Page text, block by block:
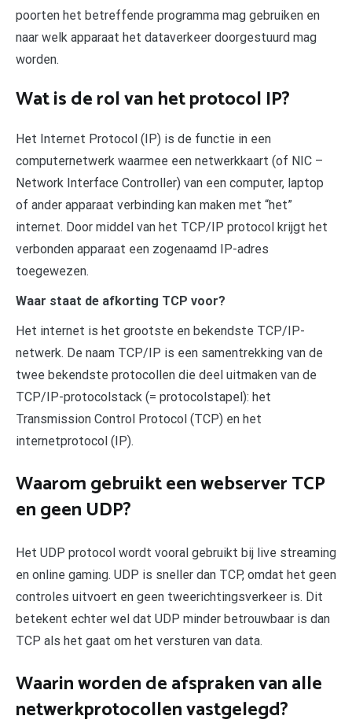
poorten het betreffende programma mag gebruiken en
naar welk apparaat het dataverkeer doorgestuurd mag
worden.
Wat is de rol van het protocol IP?
Het Internet Protocol (IP) is de functie in een
computernetwerk waarmee een netwerkkaart (of NIC –
Network Interface Controller) van een computer, laptop
of ander apparaat verbinding kan maken met “het”
internet. Door middel van het TCP/IP protocol krijgt het
verbonden apparaat een zogenaamd IP-adres
toegewezen.
Waar staat de afkorting TCP voor?
Het internet is het grootste en bekendste TCP/IP-
netwerk. De naam TCP/IP is een samentrekking van de
twee bekendste protocollen die deel uitmaken van de
TCP/IP-protocolstack (= protocolstapel): het
Transmission Control Protocol (TCP) en het
internetprotocol (IP).
Waarom gebruikt een webserver TCP
en geen UDP?
Het UDP protocol wordt vooral gebruikt bij live streaming
en online gaming. UDP is sneller dan TCP, omdat het geen
controles uitvoert en geen tweerichtingsverkeer is. Dit
betekent echter wel dat UDP minder betrouwbaar is dan
TCP als het gaat om het versturen van data.
Waarin worden de afspraken van alle
netwerkprotocollen vastgelegd?